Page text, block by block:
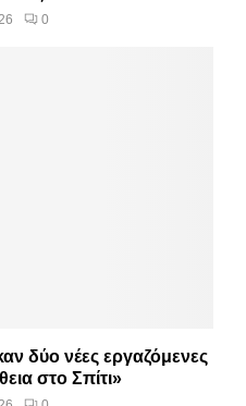
0
δύο νέες εργαζόμενες
στο Σπίτι»